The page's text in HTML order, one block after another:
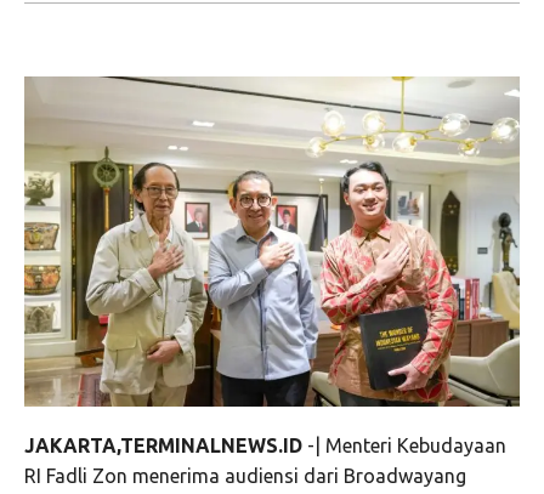
JAKARTA,TERMINALNEWS.ID -| Menteri Kebudayaan
RI Fadli Zon menerima audiensi dari Broadwayang